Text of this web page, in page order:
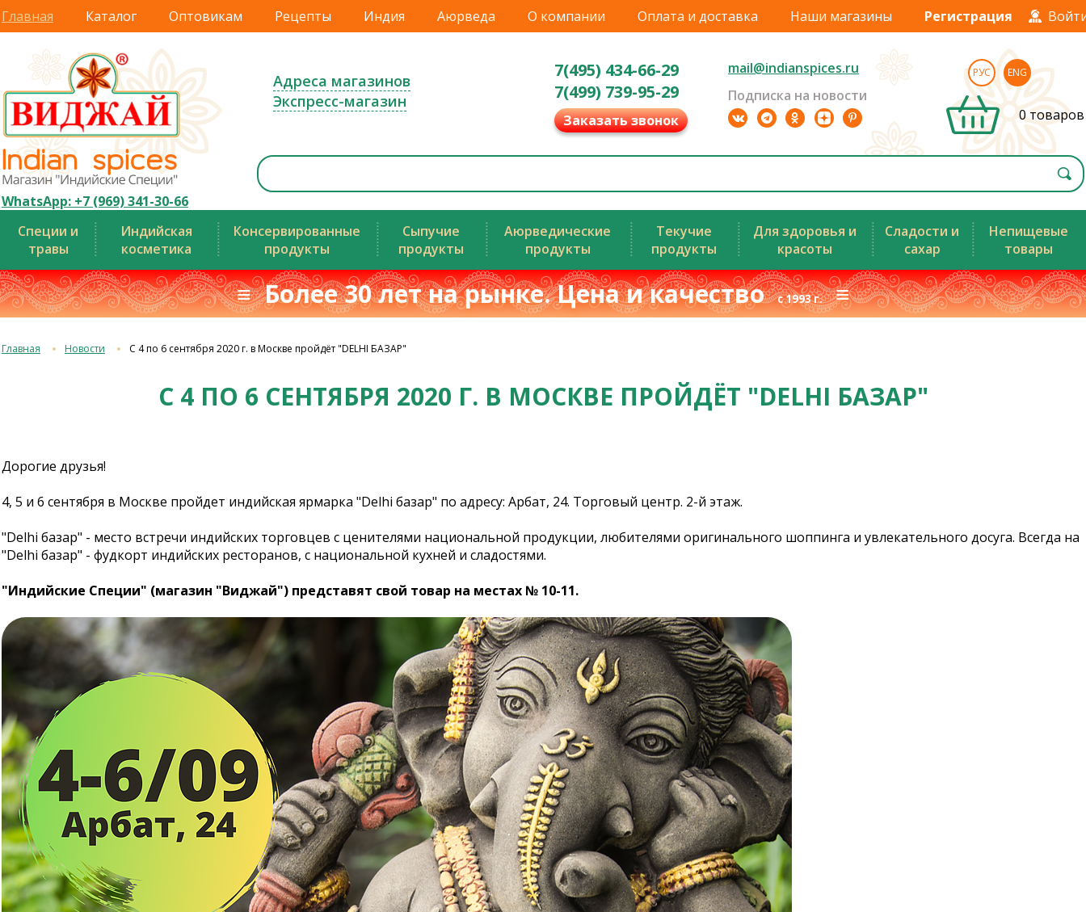
Главная Каталог Оптовикам Рецепты Индия Аюрведа О компании Оплата и доставка Наши магазины Регистрация
WhatsApp: +7 (969) 341-30-66
Адреса магазинов
Экспресс-магазин
7(495) 434-66-29
7(499) 739-95-29
Заказать звонок
mail@indianspices.ru
Подписка на новости
РУС ENG
0 товаров
Специи и
травы
Индийская
косметика
Консервированные
продукты
Сыпучие
продукты
Аюрведические
продукты
Текучие
продукты
Для здоровья и
красоты
Сладости и
сахар
Непищевые
товары
≡ Более 30 лет на рынке. Цена и качествос 1993 г.≡
Главная Новости С 4 по 6 сентября 2020 г. в Москве пройдёт "DELHI БАЗАР"
С 4 ПО 6 СЕНТЯБРЯ 2020 Г. В МОСКВЕ ПРОЙДЁТ "DELHI БАЗАР"
Дорогие друзья!
4, 5 и 6 сентября в Москве пройдет индийская ярмарка "Delhi базар" по адресу: Арбат, 24. Торговый центр. 2-й этаж.
"Delhi базар" - место встречи индийских торговцев с ценителями национальной продукции, любителями оригинального шоппинга и увлекательного досуга. Всегда на
"Delhi базар" - фудкорт индийских ресторанов, с национальной кухней и сладостями.
"Индийские Специи" (магазин "Виджай") представят свой товар на местах № 10-11.